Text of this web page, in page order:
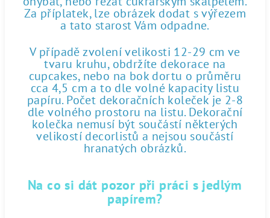
Za příplatek, lze obrázek dodat s výřezem
a tato starost Vám odpadne.
V případě zvolení velikosti 12-29 cm ve
tvaru kruhu, obdržíte dekorace na
cupcakes, nebo na bok dortu o průměru
cca 4,5 cm a to dle volné kapacity listu
papíru. Počet dekoračních koleček je 2-8
dle volného prostoru na listu. Dekorační
kolečka nemusí být součástí některých
velikostí decorlistů a nejsou součástí
hranatých obrázků.
Na co si dát pozor při práci s jedlým
papírem?